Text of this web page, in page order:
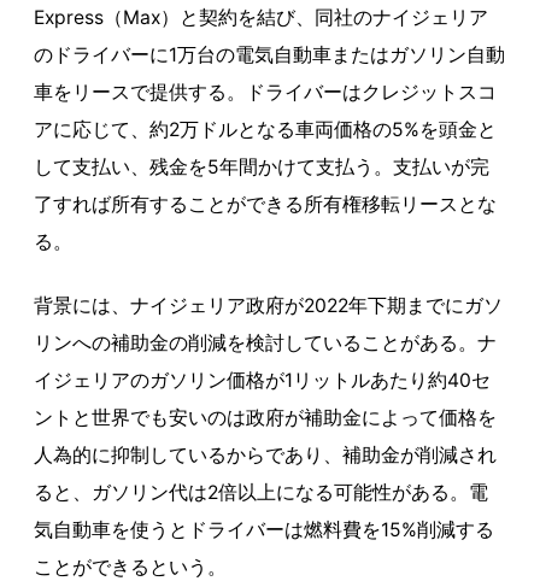
Express（Max）と契約を結び、同社のナイジェリア
のドライバーに1万台の電気自動車またはガソリン自動
車をリースで提供する。ドライバーはクレジットスコ
アに応じて、約2万ドルとなる車両価格の5%を頭金と
して支払い、残金を5年間かけて支払う。支払いが完
了すれば所有することができる所有権移転リースとな
る。
背景には、ナイジェリア政府が2022年下期までにガソ
リンへの補助金の削減を検討していることがある。ナ
イジェリアのガソリン価格が1リットルあたり約40セ
ントと世界でも安いのは政府が補助金によって価格を
人為的に抑制しているからであり、補助金が削減され
ると、ガソリン代は2倍以上になる可能性がある。電
気自動車を使うとドライバーは燃料費を15%削減する
ことができるという。